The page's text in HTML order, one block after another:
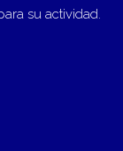
su actividad.